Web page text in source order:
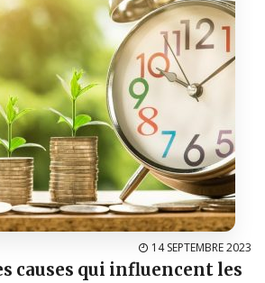
14 SEPTEMBRE 2023
causes qui influencent les